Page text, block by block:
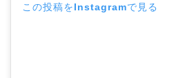
この投稿をInstagramで見る